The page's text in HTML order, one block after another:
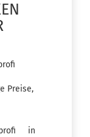
Preise,
in